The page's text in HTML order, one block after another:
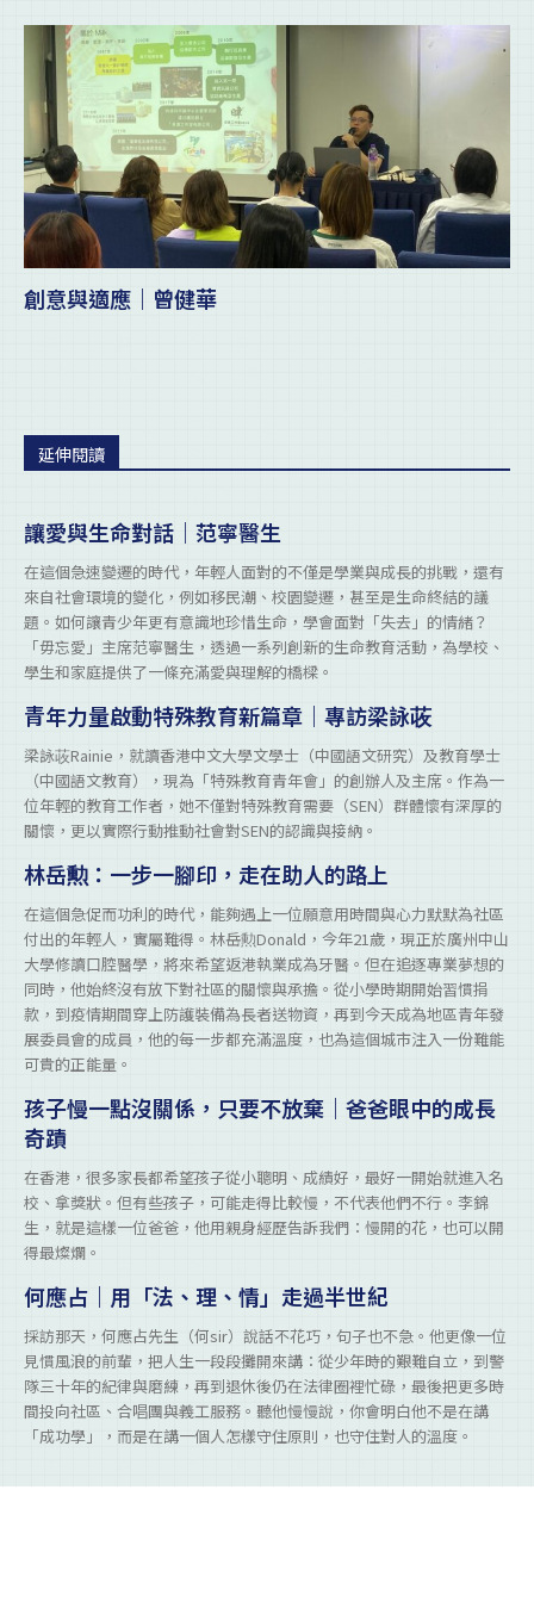
創意與適應｜曾健華
延伸閱讀
讓愛與生命對話｜范寧醫生
在這個急速變遷的時代，年輕人面對的不僅是學業與成長的挑戰，還有
來自社會環境的變化，例如移民潮、校園變遷，甚至是生命終結的議
題。如何讓青少年更有意識地珍惜生命，學會面對「失去」的情緒？
「毋忘愛」主席范寧醫生，透過一系列創新的生命教育活動，為學校、
學生和家庭提供了一條充滿愛與理解的橋樑。
青年力量啟動特殊教育新篇章｜專訪梁詠荍
梁詠荍Rainie，就讀香港中文大學文學士（中國語文研究）及教育學士
（中國語文教育），現為「特殊教育青年會」的創辦人及主席。作為一
位年輕的教育工作者，她不僅對特殊教育需要（SEN）群體懷有深厚的
關懷，更以實際行動推動社會對SEN的認識與接納。
林岳勲：一步一腳印，走在助人的路上
在這個急促而功利的時代，能夠遇上一位願意用時間與心力默默為社區
付出的年輕人，實屬難得。林岳勲Donald，今年21歲，現正於廣州中山
大學修讀口腔醫學，將來希望返港執業成為牙醫。但在追逐專業夢想的
同時，他始終沒有放下對社區的關懷與承擔。從小學時期開始習慣捐
款，到疫情期間穿上防護裝備為長者送物資，再到今天成為地區青年發
展委員會的成員，他的每一步都充滿溫度，也為這個城市注入一份難能
可貴的正能量。
孩子慢一點沒關係，只要不放棄｜爸爸眼中的成長
奇蹟
在香港，很多家長都希望孩子從小聰明、成績好，最好一開始就進入名
校、拿獎狀。但有些孩子，可能走得比較慢，不代表他們不行。李錦
生，就是這樣一位爸爸，他用親身經歷告訴我們：慢開的花，也可以開
得最燦爛。
何應占｜用「法、理、情」走過半世紀
採訪那天，何應占先生（何sir）說話不花巧，句子也不急。他更像一位
見慣風浪的前輩，把人生一段段攤開來講：從少年時的艱難自立，到警
隊三十年的紀律與磨練，再到退休後仍在法律圈裡忙碌，最後把更多時
間投向社區、合唱團與義工服務。聽他慢慢說，你會明白他不是在講
「成功學」，而是在講一個人怎樣守住原則，也守住對人的溫度。